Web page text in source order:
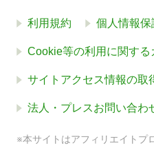
利用規約 個人情報
Cookie等の利用に関する
サイトアクセス情報の取
法人・プレスお問い合わ
※本サイトはアフィリエイトプ